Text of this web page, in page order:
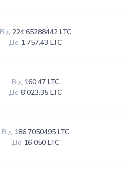
Від 224.65288442 LTC
До 1 757.43 LTC
Від 160.47 LTC
До 8 023.35 LTC
Від 186.7050495 LTC
До 16 050 LTC